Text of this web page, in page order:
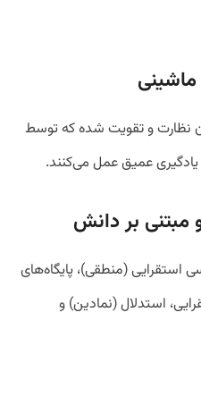
ماشینی
نظارت و تقویت شده که توسط
عمیق عمل می‌کنند.
مبتنی بر دانش
استقرایی (منطقی)، پایگاه‌های
استدلال (نمادین) و